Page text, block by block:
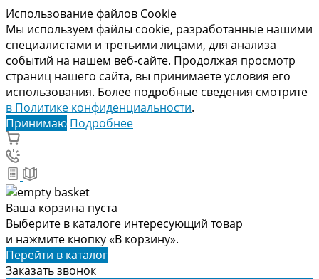
Использование файлов Cookie
Мы используем файлы cookie, разработанные нашими
специалистами и третьими лицами, для анализа
событий на нашем веб-сайте. Продолжая просмотр
страниц нашего сайта, вы принимаете условия его
использования. Более подробные сведения смотрите
в Политике конфиденциальности.
Принимаю Подробнее
Ваша корзина пуста
Выберите в каталоге интересующий товар
и нажмите кнопку «В корзину».
Перейти в каталог
Заказать звонок